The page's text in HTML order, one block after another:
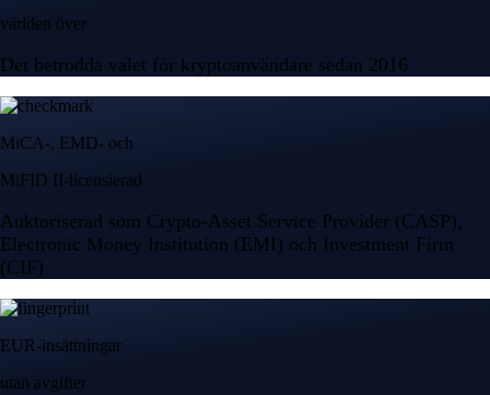
världen över
Det betrodda valet för kryptoanvändare sedan 2016
MiCA-, EMD- och
MiFID II-licensierad
Auktoriserad som Crypto-Asset Service Provider (CASP),
Electronic Money Institution (EMI) och Investment Firm
(CIF)
EUR-insättningar
utan avgifter